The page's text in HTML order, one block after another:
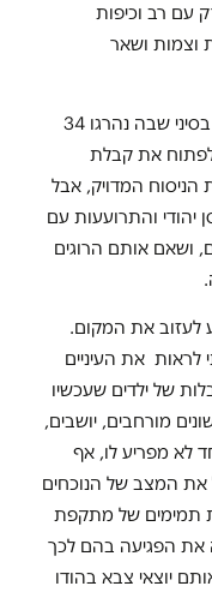
עם רב וכיפות
וצמות ושאר
באותו שבוע התרחשה מתקפת הטרור בסיני שבה נהרגו 34
בחר לפתוח את קבלת
הניסוח המדויק, אבל
יהודי והתרועעות עם
ושאם אותם הרוגים
לעזוב את המקום.
את העיניים
של ילדים שעכשיו
מורחבים, יושבים,
לא מפריע לו, אף
המצב של הנוכחים
תמימים של מתקפת
את הפגיעה בהם לכך
יוצאי צבא בהודו